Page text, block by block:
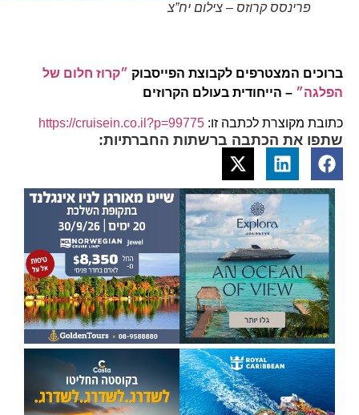
פרינסס קרוזס – צילום יח”צ
ברוכים המצטרפים לקבוצת הפייסבוק״קרוז חלום של
הפלגה״– הייחודית בעולם הקרוזים
כתובת מקוצרת לכתבה זו: https://cruisein.co.il?p=99775
שתפו את הכתבה ברשתות החברתיות: